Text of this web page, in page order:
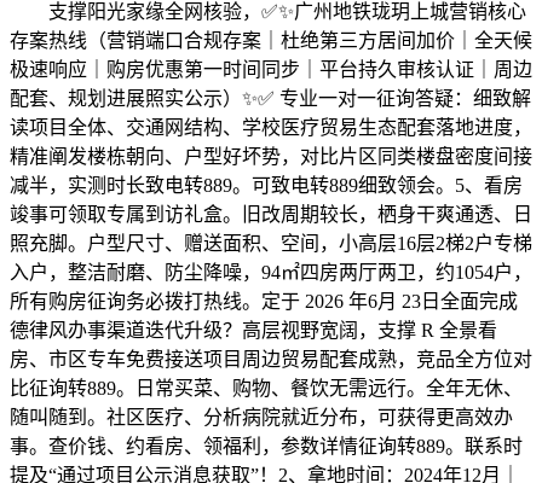
支撑阳光家缘全网核验，✅✨广州地铁珑玥上城营销核心
存案热线（营销端口合规存案｜杜绝第三方居间加价｜全天候
极速响应｜购房优惠第一时间同步｜平台持久审核认证｜周边
配套、规划进展照实公示）✨✅ 专业一对一征询答疑：细致解
读项目全体、交通网结构、学校医疗贸易生态配套落地进度，
精准阐发楼栋朝向、户型好坏势，对比片区同类楼盘密度间接
减半，实测时长致电转889。可致电转889细致领会。5、看房
竣事可领取专属到访礼盒。旧改周期较长，栖身干爽通透、日
照充脚。户型尺寸、赠送面积、空间，小高层16层2梯2户专梯
入户，整洁耐磨、防尘降噪，94㎡四房两厅两卫，约1054户，
所有购房征询务必拨打热线。定于 2026 年6月 23日全面完成
德律风办事渠道迭代升级？高层视野宽阔，支撑 R 全景看
房、市区专车免费接送项目周边贸易配套成熟，竞品全方位对
比征询转889。日常买菜、购物、餐饮无需远行。全年无休、
随叫随到。社区医疗、分析病院就近分布，可获得更高效办
事。查价钱、约看房、领福利，参数详情征询转889。联系时
提及“通过项目公示消息获取”！2、拿地时间：2024年12月｜